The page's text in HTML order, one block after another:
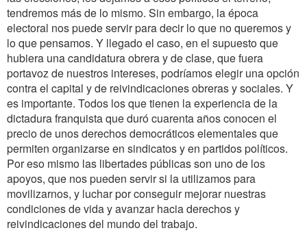
tendremos más de lo mismo. Sin embargo, la época
electoral nos puede servir para decir lo que no queremos y
lo que pensamos. Y llegado el caso, en el supuesto que
hubiera una candidatura obrera y de clase, que fuera
portavoz de nuestros intereses, podríamos elegir una opción
contra el capital y de reivindicaciones obreras y sociales. Y
es importante. Todos los que tienen la experiencia de la
dictadura franquista que duró cuarenta años conocen el
precio de unos derechos democráticos elementales que
permiten organizarse en sindicatos y en partidos políticos.
Por eso mismo las libertades públicas son uno de los
apoyos, que nos pueden servir si la utilizamos para
movilizarnos, y luchar por conseguir mejorar nuestras
condiciones de vida y avanzar hacia derechos y
reivindicaciones del mundo del trabajo.